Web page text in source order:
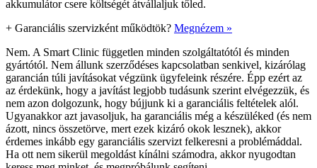
akkumulátor csere költségét átvállaljuk tőled.
+ Garanciális szervizként működtök? Megnézem »
Nem. A Smart Clinic független minden szolgáltatótól és minden
gyártótól. Nem állunk szerződéses kapcsolatban senkivel, kizárólag
garancián túli javításokat végzünk ügyfeleink részére. Épp ezért az
az érdekünk, hogy a javítást legjobb tudásunk szerint elvégezzük, és
nem azon dolgozunk, hogy bújjunk ki a garanciális feltételek alól.
Ugyanakkor azt javasoljuk, ha garanciális még a készüléked (és nem
ázott, nincs összetörve, mert ezek kizáró okok lesznek), akkor
érdemes inkább egy garanciális szervizt felkeresni a problémáddal.
Ha ott nem sikerül megoldást kínálni számodra, akkor nyugodtan